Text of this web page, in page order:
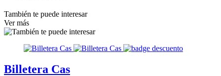
También te puede interesar
Ver más
Billetera Cas